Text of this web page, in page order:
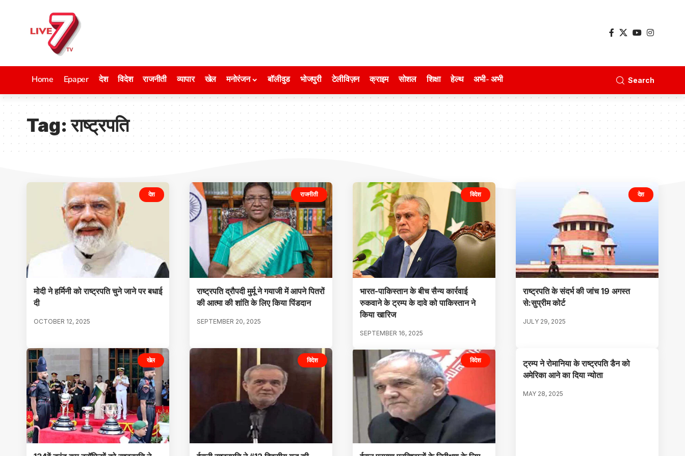
Home Epaper देश विदेश राजनीती व्यापार खेल मनोरंजन बॉलीवुड भोजपुरी टेलीविज़न क्राइम सोशल शिक्षा हेल्थ अभी- अभी Search
Tag:राष्ट्रपति
देश
मोदी ने हर्मिनी को राष्ट्रपति चुने जाने पर बधाई
दी
OCTOBER 12, 2025
राजनीती
राष्ट्रपति द्रौपदी मुर्मू ने गयाजी में आपने पितरों
की आत्मा की शांति के लिए किया पिंडदान
SEPTEMBER 20, 2025
विदेश
भारत-पाकिस्तान के बीच सैन्य कार्रवाई
रुकवाने के ट्रम्प के दावे को पाकिस्तान ने
किया खारिज
SEPTEMBER 16, 2025
देश
राष्ट्रपति के संदर्भ की जांच 19 अगस्त
से:सुप्रीम कोर्ट
JULY 29, 2025
खेल विदेश विदेश
ट्रम्प ने रोमानिया के राष्ट्रपति डैन को
अमेरिका आने का दिया न्योता
MAY 28, 2025